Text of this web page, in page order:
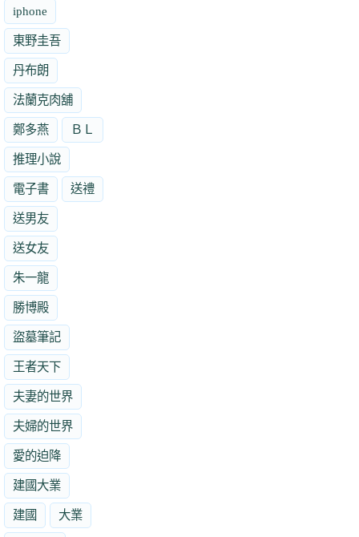
iphone
東野圭吾
丹布朗
法蘭克肉舖
鄭多燕 ＢＬ
推理小說
電子書 送禮
送男友
送女友
朱一龍
勝博殿
盜墓筆記
王者天下
夫妻的世界
夫婦的世界
愛的迫降
建國大業
建國 大業